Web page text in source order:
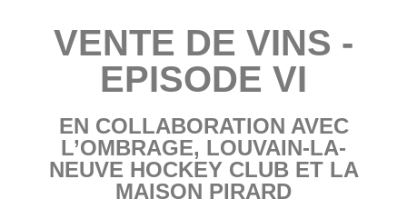
VENTE DE VINS -
EPISODE VI
EN COLLABORATION AVEC
L’OMBRAGE, LOUVAIN-LA-
NEUVE HOCKEY CLUB ET LA
MAISON PIRARD